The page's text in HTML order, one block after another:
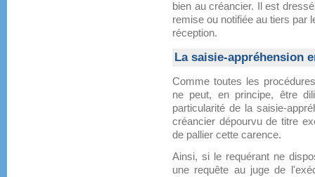
bien au créancier. Il est
remise ou notifiée au tiers par
réception.
La saisie-appréhension
Comme toutes les
ne peut, en principe, être
particularité de la saisie-
créancier dépourvu de titre
de pallier cette carence.
Ainsi, si le requérant ne
une requête au juge de